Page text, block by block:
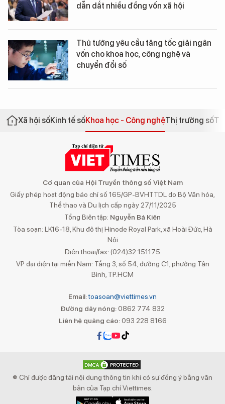
dẫn dắt nhiều đồng vốn xã hội
Thủ tướng yêu cầu tăng tốc giải ngân
vốn cho khoa học, công nghệ và
chuyển đổi số
Xã hội sốKinh tế sốKhoa học - Công nghệThị trường số
Cơ quan của Hội Truyền thông số Việt Nam
Giấy phép hoạt động báo chí số 165/GP-BVHTTDL do Bộ Văn hóa,
Thể thao và Du lịch cấp ngày 27/11/2025
Tổng Biên tập: Nguyễn Bá Kiên
Tòa soạn: LK16-18, Khu đô thị Hinode Royal Park, xã Hoài Đức, Hà
Nội
Điện thoại/fax: (024)32 151175
VP đại diện tại miền Nam: Tầng 3, số 54, đường C1, phường Tân
Bình, TP.HCM
Email:toasoan@viettimes.vn
Đường dây nóng: 0862 774 832
Liên hệ quảng cáo:093 228 8166
® Chỉ được đăng tải nội dung thông tin khi có sự đồng ý bằng văn
bản của Tạp chí Viettimes.